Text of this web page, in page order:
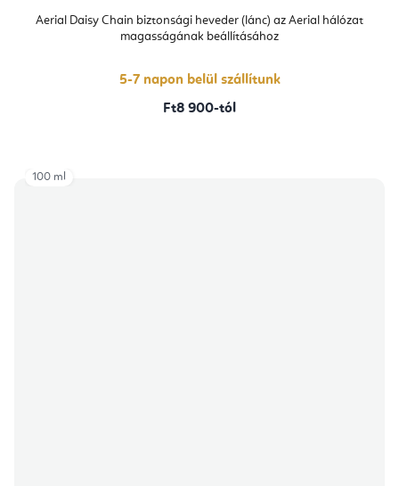
Aerial Daisy Chain biztonsági heveder (lánc) az Aerial hálózat
magasságának beállításához
5-7 napon belül szállítunk
Ft8 900-tól
100 ml